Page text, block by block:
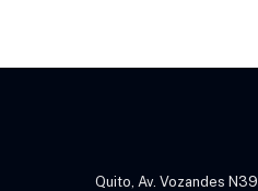
Quito, Av. Vozandes